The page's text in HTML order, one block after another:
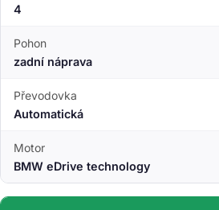
4
Pohon
zadní náprava
Převodovka
Automatická
Motor
BMW eDrive technology